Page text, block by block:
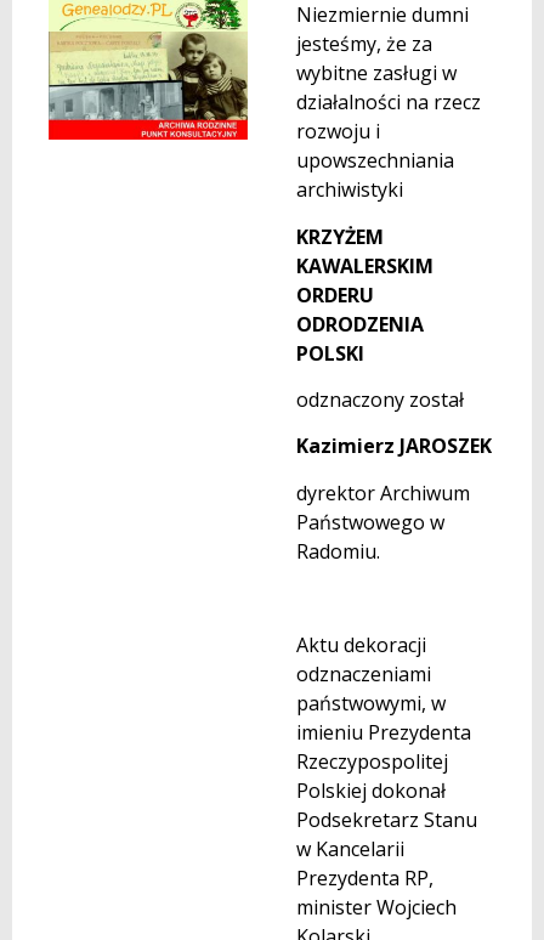
Niezmiernie dumni
jesteśmy, że za
wybitne zasługi w
działalności na rzecz
rozwoju i
upowszechniania
archiwistyki
KRZYŻEM
KAWALERSKIM
ORDERU
ODRODZENIA
POLSKI
odznaczony został
Kazimierz JAROSZEK
dyrektor Archiwum
Państwowego w
Radomiu.
Aktu dekoracji
odznaczeniami
państwowymi, w
imieniu Prezydenta
Rzeczypospolitej
Polskiej dokonał
Podsekretarz Stanu
w Kancelarii
Prezydenta RP,
minister Wojciech